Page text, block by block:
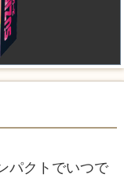
パクトでいつで